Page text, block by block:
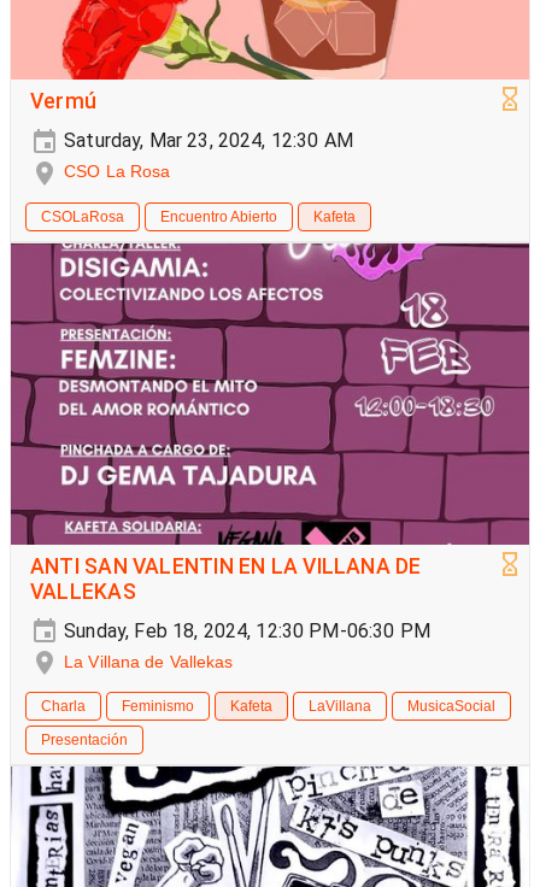
Vermú
Saturday, Mar 23, 2024, 12:30 AM
CSO La Rosa
CSOLaRosa Encuentro Abierto Kafeta
ANTI SAN VALENTIN EN LA VILLANA DE
VALLEKAS
Sunday, Feb 18, 2024, 12:30 PM-06:30 PM
La Villana de Vallekas
Charla Feminismo Kafeta LaVillana
MusicaSocial
Presentación